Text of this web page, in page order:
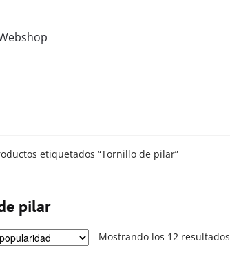
etiquetados “Tornillo de pilar”
pilar
Mostrando los 12 resultados